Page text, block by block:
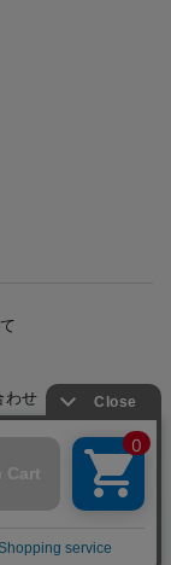
わせ
CO.,LTD. All Rights